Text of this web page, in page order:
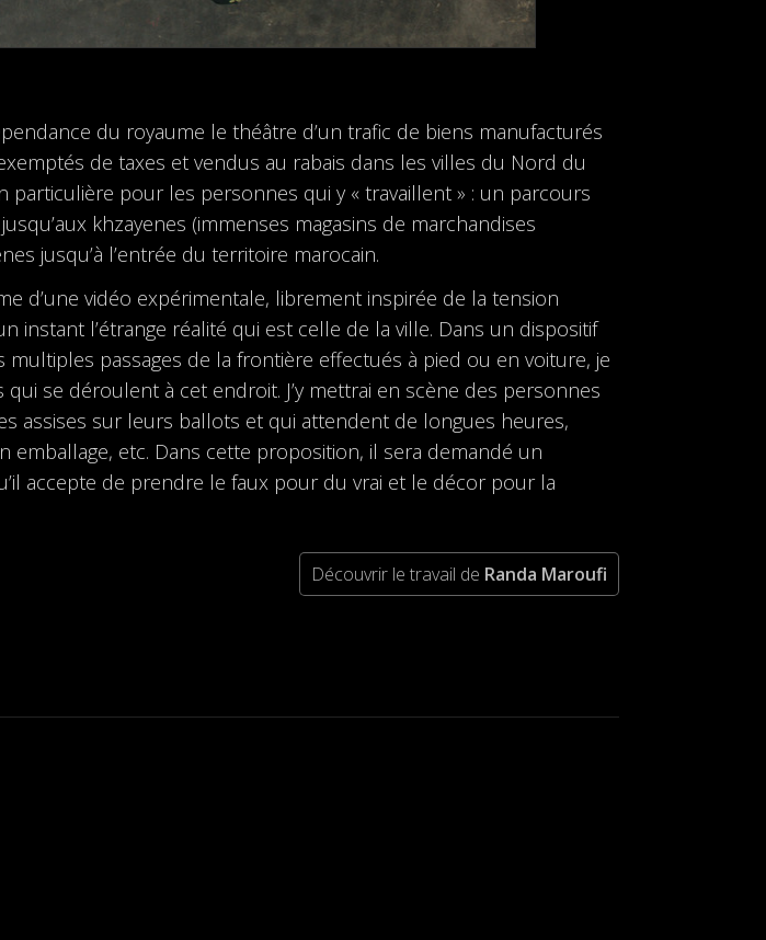
du royaume le théâtre d’un trafic de biens manufacturés
de taxes et vendus au rabais dans les villes du Nord du
pour les personnes qui y « travaillent » : un parcours
khzayenes (immenses magasins de marchandises
jusqu’à l’entrée du territoire marocain.
d’une vidéo expérimentale, librement inspirée de la tension
instant l’étrange réalité qui est celle de la ville. Dans un dispositif
passages de la frontière effectués à pied ou en voiture, je
se déroulent à cet endroit. J’y mettrai en scène des personnes
assises sur leurs ballots et qui attendent de longues heures,
etc. Dans cette proposition, il sera demandé un
accepte de prendre le faux pour du vrai et le décor pour la
Découvrir le travail de Randa Maroufi